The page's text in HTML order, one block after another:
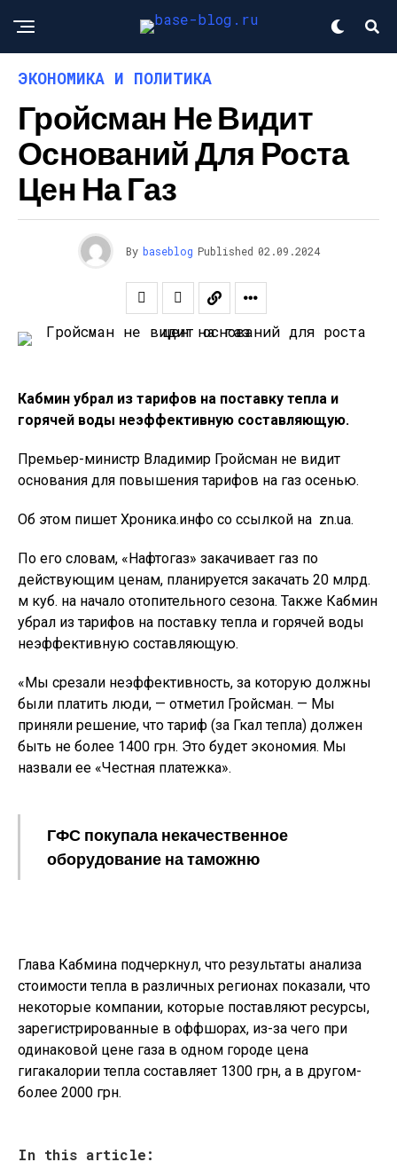
ЭКОНОМИКА И ПОЛИТИКА
Гройсман Не Видит
Оснований Для Роста
Цен На Газ
By baseblog Published 02.09.2024
Кабмин убрал из тарифов на поставку тепла и
горячей воды неэффективную составляющую.
Премьер-министр Владимир Гройсман не видит
основания для повышения тарифов на газ осенью.
Об этом пишет Хроника.инфо со ссылкой на zn.ua.
По его словам, «Нафтогаз» закачивает газ по
действующим ценам, планируется закачать 20 млрд.
м куб. на начало отопительного сезона. Также Кабмин
убрал из тарифов на поставку тепла и горячей воды
неэффективную составляющую.
«Мы срезали неэффективность, за которую должны
были платить люди, — отметил Гройсман. — Мы
приняли решение, что тариф (за Гкал тепла) должен
быть не более 1400 грн. Это будет экономия. Мы
назвали ее «Честная платежка».
ГФС покупала некачественное
оборудование на таможню
Глава Кабмина подчеркнул, что результаты анализа
стоимости тепла в различных регионах показали, что
некоторые компании, которые поставляют ресурсы,
зарегистрированные в оффшорах, из-за чего при
одинаковой цене газа в одном городе цена
гигакалории тепла составляет 1300 грн, а в другом-
более 2000 грн.
In this article: